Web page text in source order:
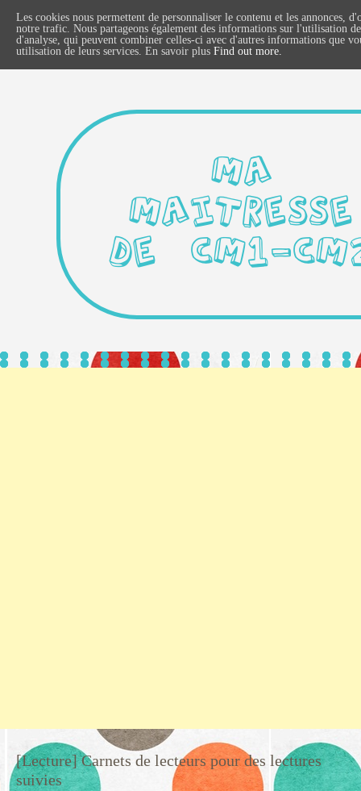
MA
MAITRESSE
DE CM1-
[Lecture] Carnets de lecteurs pour des lectures
suivies
Les cookies nous permettent de personnaliser le contenu et les annonces,
notre trafic. Nous partageons également des informations sur l'utilisation
d'analyse, qui peuvent combiner celles-ci avec d'autres informations que
utilisation de leurs services. En savoir plus Find out more.